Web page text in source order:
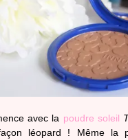
avec la poudre soleil
léopard ! Même la